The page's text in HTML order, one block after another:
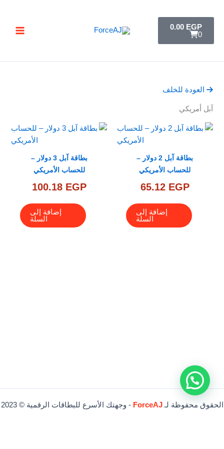
إلى
المحتوى
0.00 EGP
0
a
r
t
العودة للخلف
آبل أمريكي
بطاقة آبل 2 دولار –
للحساب الأمريكي
65.12 EGP
إضافة إلى
السلة
بطاقة آبل 3 دولار –
للحساب الأمريكي
100.18 EGP
إضافة إلى
السلة
الحقوق محفوظة لـForceAJ - وجهتك الأسرع للبطاقات الرقمية © 2023
جرب ForceAJ الآن 🚀